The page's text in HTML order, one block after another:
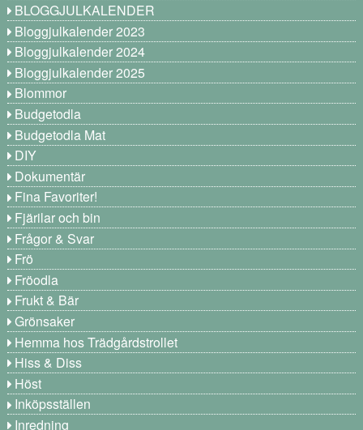
BLOGGJULKALENDER
Bloggjulkalender 2023
Bloggjulkalender 2024
Bloggjulkalender 2025
Blommor
Budgetodla
Budgetodla Mat
DIY
Dokumentär
Fina Favoriter!
Fjärilar och bin
Frågor & Svar
Frö
Fröodla
Frukt & Bär
Grönsaker
Hemma hos Trädgårdstrollet
Hiss & Diss
Höst
Inköpsställen
Inredning